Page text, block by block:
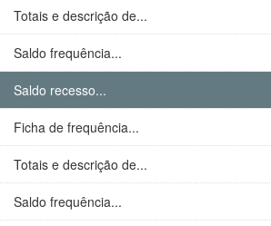
Totais e descrição de...
Saldo frequência...
Saldo recesso...
Ficha de frequência...
Totais e descrição de...
Saldo frequência...